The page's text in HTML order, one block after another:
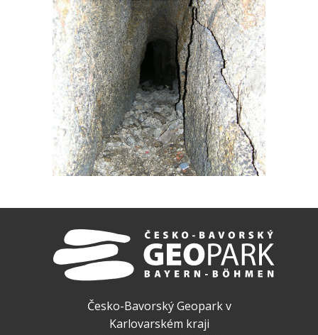
Česko-Bavorský Geopark v
Karlovarském kraji